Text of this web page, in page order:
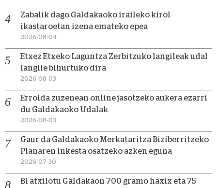
Zabalik dago Galdakaoko iraileko kirol
ikastaroetan izena emateko epea
2026-08-04
Etxez Etxeko Laguntza Zerbitzuko langileak udal
langile bihurtuko dira
2026-08-03
Errolda zuzenean online jasotzeko aukera ezarri
du Galdakaoko Udalak
2026-08-03
Gaur da Galdakaoko Merkataritza Biziberritzeko
Planaren inkesta osatzeko azken eguna
2026-07-30
Bi atxilotu Galdakaon 700 gramo haxix eta 75